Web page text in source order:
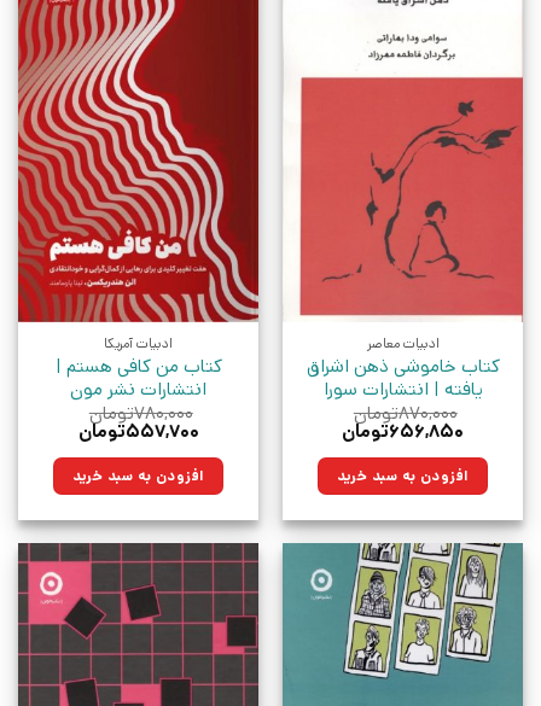
ادبیات معاصر
کتاب خاموشی ذهن اشراق
یافته | انتشارات سورا
۸۷۰,۰۰۰تومان
قیمت
۸۷۰,۰۰۰تومان
بود.
۶۵۶,۸۵۰تومان
۶۵۶,۸۵۰تومان.افزودن به سبد خرید
ادبیات آمریکا
کتاب من کافی هستم |
انتشارات نشر مون
۷۸۰,۰۰۰تومان
قیمت
۷۸۰,۰۰۰تومان
بود.
۵۵۷,۷۰۰تومان
۵۵۷,۷۰۰تومان.افزودن به سبد خرید